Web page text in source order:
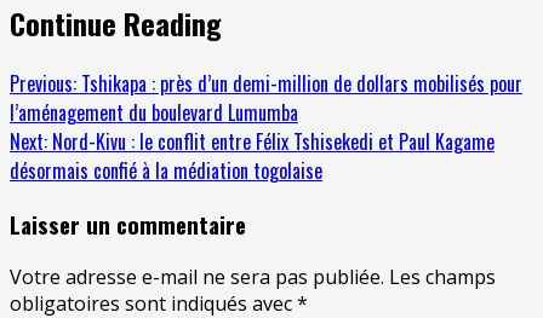
Continue Reading
Previous: Tshikapa : près d’un demi-million de dollars mobilisés pour
l’aménagement du boulevard Lumumba
Next: Nord-Kivu : le conflit entre Félix Tshisekedi et Paul Kagame
désormais confié à la médiation togolaise
Laisser un commentaire
Votre adresse e-mail ne sera pas publiée. Les champs
obligatoires sont indiqués avec*